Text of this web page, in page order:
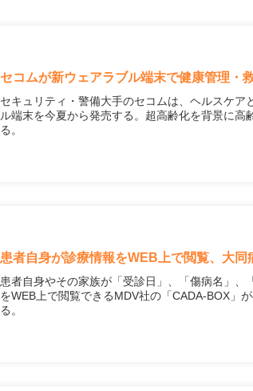
セコムが新ウェアラブル端末で健康管理・
セキュリティ・警備大手のセコムは、ヘルスケ
ル端末を今夏から発売する。超高齢化を背景に
る。
患者自身が診療情報をWEB上で閲覧、大同
患者自身やその家族が「受診日」、「傷病名」
をWEB上で閲覧できるMDV社の「CADA-BOX」
る。